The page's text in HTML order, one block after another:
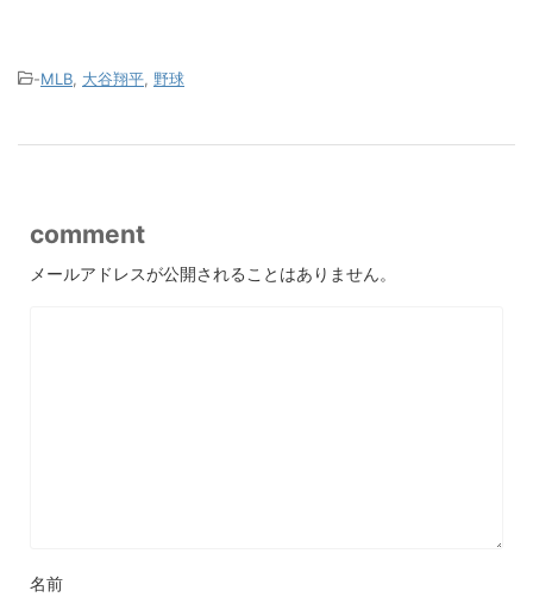
-MLB 大谷翔平 野球
comment
メールアドレスが公開されることはありません。
名前